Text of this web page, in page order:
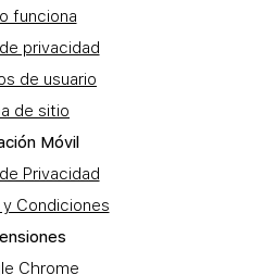
funciona
privacidad
de usuario
de sitio
Móvil
Privacidad
Condiciones
Chrome